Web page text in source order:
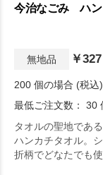
今治なごみ ハン
無地品 ￥
200 個の場合 (税込)
最低ご注文数： 30
タオルの聖地であ
ハンカチタオル。
折柄でどなたでも